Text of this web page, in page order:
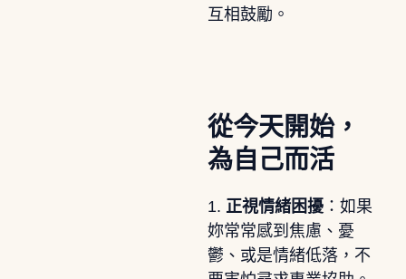
互相鼓勵。
從今天開始，
為自己而活
1. 正視情緒困擾：如果
妳常常感到焦慮、憂
鬱、或是情緒低落，不